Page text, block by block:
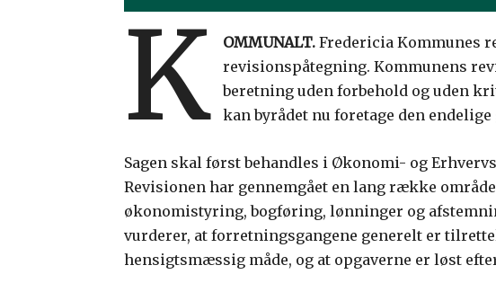
K OMMUNALT. Fredericia Kommunes
revisionspåtegning. Kommunens
beretning uden forbehold og uden
kan byrådet nu foretage den
Sagen skal først behandles i Økonomi- og
Revisionen har gennemgået en lang række
økonomistyring, bogføring, lønninger og
vurderer, at forretningsgangene generelt er
hensigtsmæssig måde, og at opgaverne er løst